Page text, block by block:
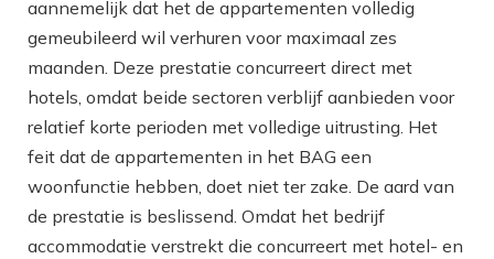
aannemelijk dat het de appartementen volledig
gemeubileerd wil verhuren voor maximaal zes
maanden. Deze prestatie concurreert direct met
hotels, omdat beide sectoren verblijf aanbieden voor
relatief korte perioden met volledige uitrusting. Het
feit dat de appartementen in het BAG een
woonfunctie hebben, doet niet ter zake. De aard van
de prestatie is beslissend. Omdat het bedrijf
accommodatie verstrekt die concurreert met hotel- en